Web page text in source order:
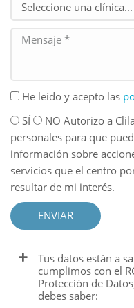
He leído y acepto las
SÍ
NO Autorizo a
personales para que
información sobre
servicios que el centro
resultar de mi interés.
ENVIAR
Tus datos están a
cumplimos con el
Protección de
debes saber: